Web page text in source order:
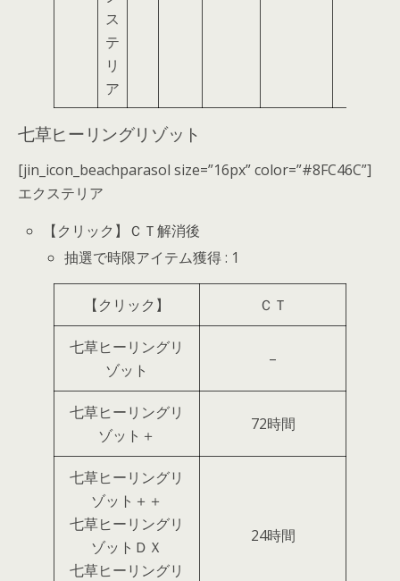
ス
テ
リ
ア
七草ヒーリングリゾット
[jin_icon_beachparasol size=”16px” color=”#8FC46C”]
エクステリア
【クリック】ＣＴ解消後
抽選で時限アイテム獲得 : 1
【クリック】 ＣＴ
七草ヒーリングリ
ゾット
–
七草ヒーリングリ
ゾット＋
72時間
七草ヒーリングリ
ゾット＋＋
七草ヒーリングリ
ゾットＤＸ
七草ヒーリングリ
24時間